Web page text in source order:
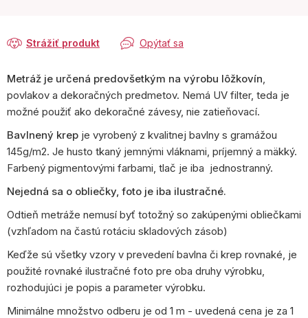
Opýtať sa
Strážiť produkt
Metráž je určená predovšetkým na výrobu lôžkovín,
povlakov a dekoračných predmetov. Nemá UV filter, teda je
možné použiť ako dekoračné závesy, nie zatieňovací.
Bavlnený krep je vyrobený z kvalitnej bavlny s gramážou
145g/m2. Je husto tkaný jemnými vláknami, príjemný a mäkký.
Farbený pigmentovými farbami, tlač je iba jednostranný.
Nejedná sa o obliečky, foto je iba ilustračné.
Odtieň metráže nemusí byť totožný so zakúpenými obliečkami
(vzhľadom na častú rotáciu skladových zásob)
Keďže sú všetky vzory v prevedení bavlna či krep rovnaké, je
použité rovnaké ilustračné foto pre oba druhy výrobku,
rozhodujúci je popis a parameter výrobku.
Minimálne množstvo odberu je od 1 m - uvedená cena je za 1